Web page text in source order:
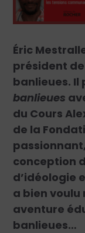
Éric
président
banlieues. Il
banlieues
du Cours
de la
conception
d’idéologie
a bien voulu
aventure
banlieues…